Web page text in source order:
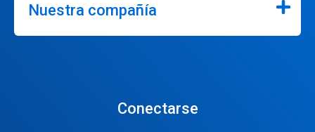
Nuestra compañía
Conectarse